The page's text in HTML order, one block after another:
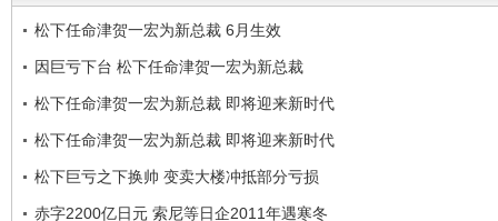
松下任命津贺一宏为新总裁 6月生效
因巨亏下台 松下任命津贺一宏为新总裁
松下任命津贺一宏为新总裁 即将迎来新时代
松下任命津贺一宏为新总裁 即将迎来新时代
松下巨亏之下换帅 变卖大楼冲抵部分亏损
赤字2200亿日元 索尼等日企2011年遇寒冬